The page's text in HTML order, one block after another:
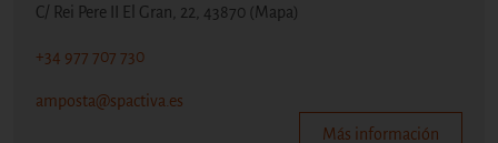
C/ Rei Pere II El Gran, 22, 43870 (Mapa)
+34 977 707 730
amposta@spactiva.es
Más información